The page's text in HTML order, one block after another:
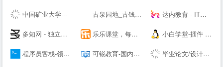
中国矿业大学--- 古泉园地_古钱币_机制币_金银锭_杂项 达内教育 - IT培训/UI设计/运营/影视特效培训机构
多知网 - 独立商业视角 新锐教育观察 乐乐课堂，每天进步多一点！ 小白学堂-插件 资源 Idea 破解码 激活码 idea激活码 程序员
程序员客栈-领先的程序员自由工作平台-程序员兼职 可锐教育-国内全日制考研住宿第一村【考研村】 毕业论文/设计现稿范文Word免费下载库-飞创论文